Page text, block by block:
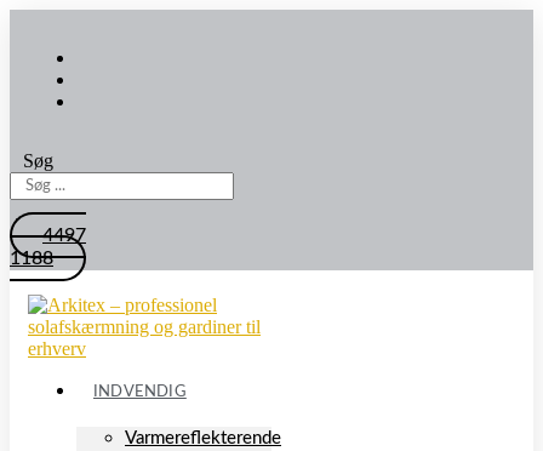
Søg
4497
1188
INDVENDIG
Varmereflekterende